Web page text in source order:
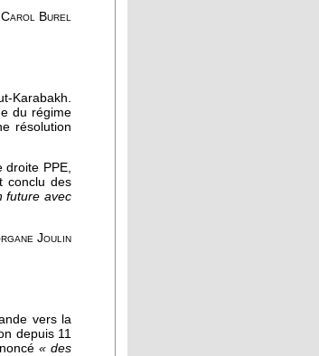
Carol Burel
Karabakh.
du régime
résolution
droite PPE,
conclu des
future avec
Joulin
vers la
depuis 11
« des